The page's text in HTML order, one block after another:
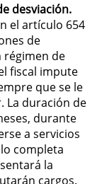
on the
desviación.
el artículo 654
de
régimen de
fiscal impute
que se le
La duración de
durante
a servicios
completa
la
cargos.